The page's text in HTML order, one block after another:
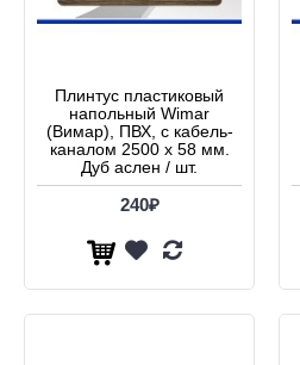
Плинтус пластиковый
напольный Wimar
(Вимар), ПВХ, с кабель-
каналом 2500 х 58 мм.
Дуб аслен / шт.
240₽